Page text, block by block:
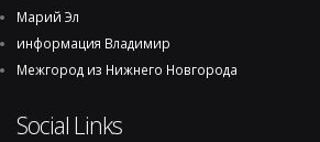
Марий Эл
информация Владимир
Межгород из Нижнего Новгорода
Social Links